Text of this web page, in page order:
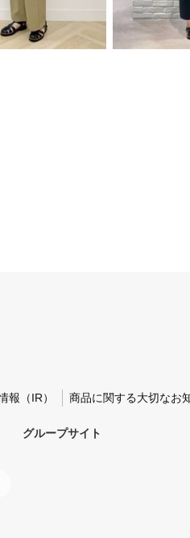
報（IR） 商品に関する大切なお
グループサイト